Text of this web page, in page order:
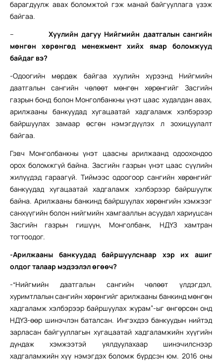
барагдуулж авах боломжтой гэж манай байгууллага үзэж
байгаа.
–
Хуулийн дагуу Нийгмийн даатгалын сангийн
мөнгөн хөрөнгөд менежмент хийх ямар боломжууд
байдаг вэ?
-Одоогийн мөрдөж байгаа хуулийн хүрээнд Нийгмийн
даатгалын сангийн чөлөөт мөнгөн хөрөнгийг Засгийн
газрын бонд болон Монголбанкны үнэт цаас худалдан авах,
арилжааны банкуудад хугацаатай хадгаламж хэлбэрээр
байршуулах замаар өсгөн нэмэгдүүлэх л зохицуулалт
байгаа.
Гэвч Монголбанкны үнэт цаасны арилжаанд одоохондоо
орох боломжгүй байна. Засгийн газрын үнэт цаас сүүлийн
жилүүдэд гараагүй. Тиймээс одоогоор сангийн хөрөнгийг
банкуудад хугацаатай хадгаламж хэлбэрээр байршуулж
байна. Арилжааны банкинд байршуулах хөрөнгийн хэмжээг
санхүүгийн болон нийгмийн хамгааллын асуудал хариуцсан
Засгийн газрын гишүүн, Монголбанк, НДҮЗ хамтран
тогтоодог.
-Арилжааны банкуудад байршуулснаар хэр их ашиг
олдог талаар мэдээлэл өгөөч?
-“Нийгмийн даатгалын сангийн чөлөөт үлдэгдэл,
хуримтлалын сангийн хөрөнгийг арилжааны банкинд мөнгөн
хадгаламж хэлбэрээр байршуулах журам”-ыг өнгөрсөн онд
НДҮЗ-өөр шинэчлэн баталсан. Ингэхдээ банкуудын нийтэд
зарласан байгууллагын хугацаатай хадгаламжийн хүүгийн
дундаж хэмжээтэй уялдуулахаар шинэчилснээр
хадгаламжийн хүү нэмэгдэх боломж бүрдсэн юм. 2016 оны